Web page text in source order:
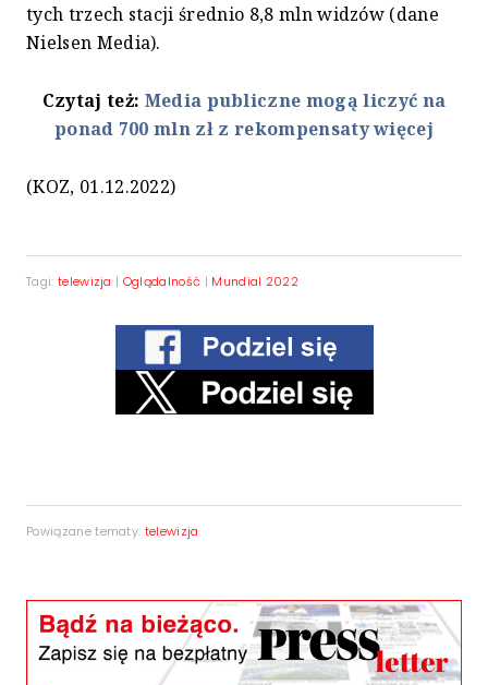
tych trzech stacji średnio 8,8 mln widzów (dane
Nielsen Media).
Czytaj też: Media publiczne mogą liczyć na
ponad 700 mln zł z rekompensaty więcej
(KOZ, 01.12.2022)
Tagi: telewizja | Oglądalność | Mundial 2022
Powiązane tematy: telewizja